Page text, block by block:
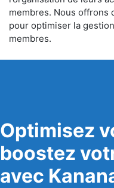
membres. Nous offrons
pour optimiser la
membres.
Optimisez
boostez
avec